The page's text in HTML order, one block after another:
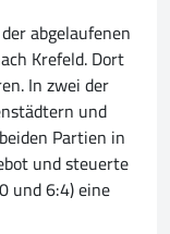
abgelaufenen
Krefeld. Dort
In zwei der
und
Partien in
und steuerte
und 6:4) eine